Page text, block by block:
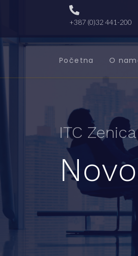
+387 (0)32 441-200
Početna O
ITC Zenica